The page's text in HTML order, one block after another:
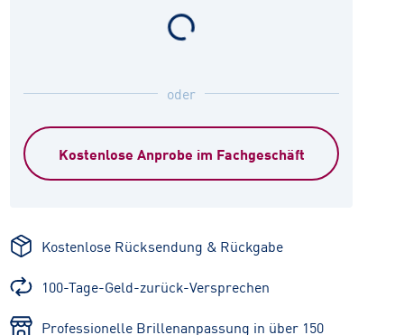
oder
Kostenlose Anprobe im Fachgeschäft
Kostenlose Rücksendung & Rückgabe
100-Tage-Geld-zurück-Versprechen
Professionelle Brillenanpassung in über 150